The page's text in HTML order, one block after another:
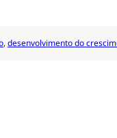
, desenvolvimento do